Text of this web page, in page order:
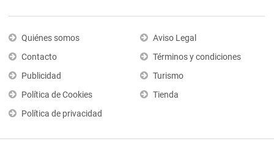
Quiénes somos
Contacto
Publicidad
Política de Cookies
Política de privacidad
Aviso Legal
Términos y condiciones
Turismo
Tienda